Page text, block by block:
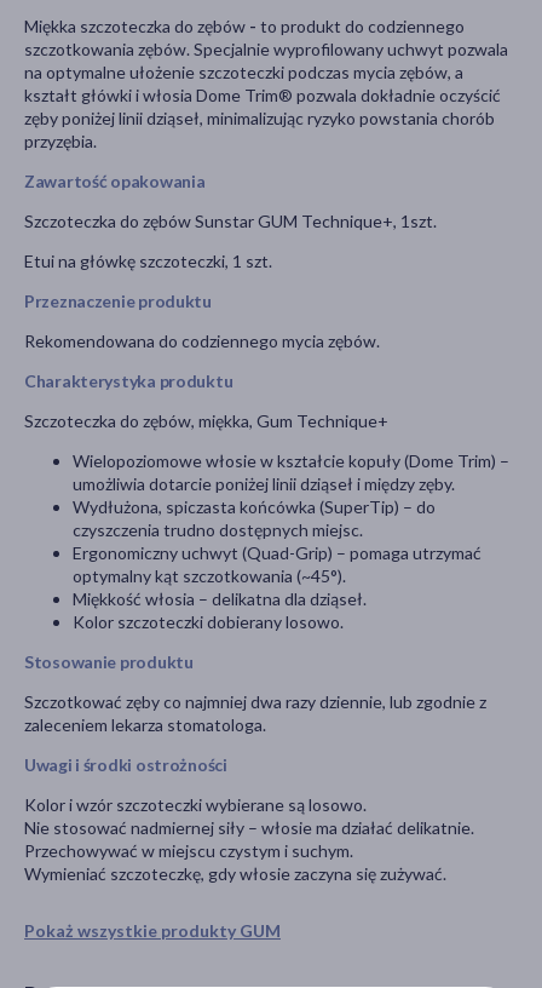
Pokaż wszystkie produkty GUM
Miękka szczoteczka do zębów - to produkt do codziennego
szczotkowania zębów. Specjalnie wyprofilowany uchwyt pozwala
na optymalne ułożenie szczoteczki podczas mycia zębów, a
kształt główki i włosia Dome Trim® pozwala dokładnie oczyścić
zęby poniżej linii dziąseł, minimalizując ryzyko powstania chorób
przyzębia.
Zawartość opakowania
Szczoteczka do zębów Sunstar GUM Technique+, 1szt.
Etui na główkę szczoteczki, 1 szt.
Przeznaczenie produktu
Rekomendowana do codziennego mycia zębów.
Charakterystyka produktu
Szczoteczka do zębów, miękka, Gum Technique+
Wielopoziomowe włosie w kształcie kopuły (Dome Trim) –
umożliwia dotarcie poniżej linii dziąseł i między zęby.
Wydłużona, spiczasta końcówka (SuperTip) – do
czyszczenia trudno dostępnych miejsc.
Ergonomiczny uchwyt (Quad-Grip) – pomaga utrzymać
optymalny kąt szczotkowania (~45°).
Miękkość włosia – delikatna dla dziąseł.
Kolor szczoteczki dobierany losowo.
Stosowanie produktu
Szczotkować zęby co najmniej dwa razy dziennie, lub zgodnie z
zaleceniem lekarza stomatologa.
Uwagi i środki ostrożności
Kolor i wzór szczoteczki wybierane są losowo.
Nie stosować nadmiernej siły – włosie ma działać delikatnie.
Przechowywać w miejscu czystym i suchym.
Wymieniać szczoteczkę, gdy włosie zaczyna się zużywać.